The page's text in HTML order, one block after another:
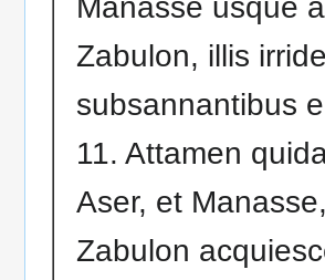
Zabulon, illis
subsannantibus
11. Attamen
Aser, et
Zabulon